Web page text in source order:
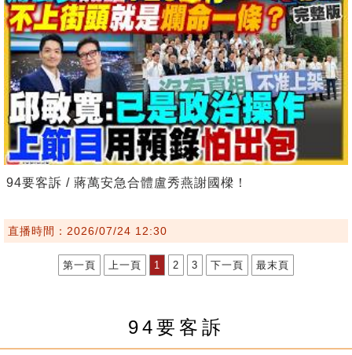
94要客訴 / 蔣萬安急合體盧秀燕謝國樑！
直播時間：2026/07/24 12:30
第一頁 上一頁 1 2 3 下一頁 最末頁
94要客訴